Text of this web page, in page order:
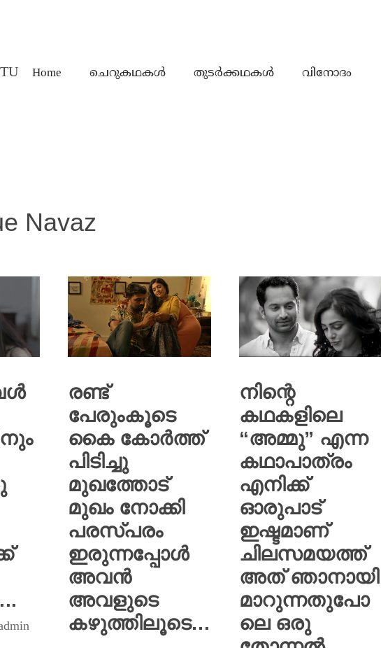
Home ചെറുകഥകൾ തുടർക്കഥകൾ വിനോദം
Navaz
രണ്ട്
പേരുംകൂടെ
കൈ കോർത്ത്
പിടിച്ചു
മുഖത്തോട്
മുഖം നോക്കി
പരസ്‌പരം
ഇരുന്നപ്പോൾ
അവൻ
അവളുടെ
കഴുത്തിലൂടെ…
നിന്റെ
കഥകളിലെ
“അമ്മു” എന്ന
കഥാപാത്രം
എനിക്ക്
ഓരുപാട്
ഇഷ്ടമാണ്
ചിലസമയത്ത്
അത് ഞാനായി
മാറുന്നതുപോ
ലെ ഒരു